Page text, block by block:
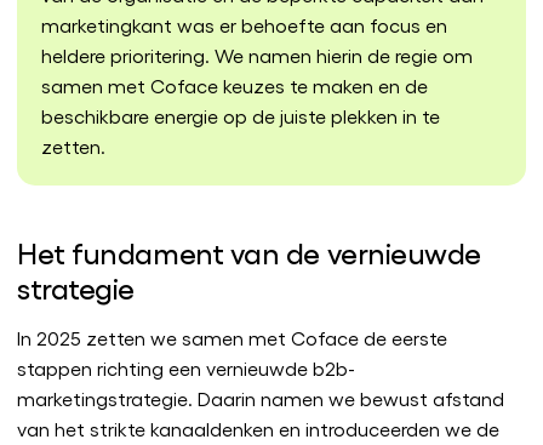
marketingkant was er behoefte aan focus en
heldere prioritering. We namen hierin de regie om
samen met Coface keuzes te maken en de
beschikbare energie op de juiste plekken in te
zetten.
Het fundament van de vernieuwde
strategie
In 2025 zetten we samen met Coface de eerste
stappen richting een vernieuwde b2b-
marketingstrategie. Daarin namen we bewust afstand
van het strikte kanaaldenken en introduceerden we de